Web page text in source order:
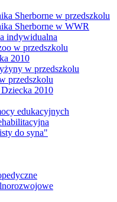
Sherborne w przedszkolu
Sherborne w WWR
indywidualna
w przedszkolu
2010
w przedszkolu
przedszkolu
2010
edukacyjnych
do syna"